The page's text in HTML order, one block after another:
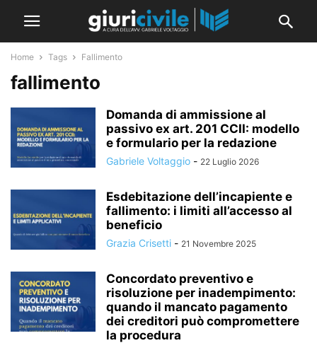
Home Tags Fallimento
fallimento
Domanda di ammissione al
passivo ex art. 201 CCII: modello
e formulario per la redazione
Gabriele Voltaggio - 22 Luglio 2026
Esdebitazione dell’incapiente e
fallimento: i limiti all’accesso al
beneficio
Grazia Crisetti - 21 Novembre 2025
Concordato preventivo e
risoluzione per inadempimento:
quando il mancato pagamento
dei creditori può compromettere
la procedura